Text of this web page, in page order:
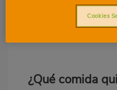
¿Qué comida
Cookies